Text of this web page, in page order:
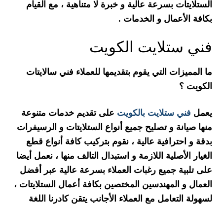
الستلايتات بسرعة عالية و خبرة لا متناهية ، مع القيام
بكافة الأعمال و الخدمات .
فني ستلايت الكويت
ما المميزات التي يقوم بتقديمها للعملاء فني سالايتات
الكويت ؟
يعمل فني ستلايت بالكويت على تقديم خدمات متنوعة
منها صيانة و تصليح جميع أنواع الستلايتات و الرسيفرات
بدقة و احترافية عالية ، نقوم بتركيب كافة أنواع قطع
الغيار الأصلية اللازمة و استبدال التالف منها ، نعمل أيضا
على تلبية جميع رغبات العملاء بسرعة عالية عبر أفضل
العمال و المهندسين المختصين بكافة أعمال الستلايتات ،
لسهولة التعامل مع العملاء الأجانب يتقن كادرنا اللغة